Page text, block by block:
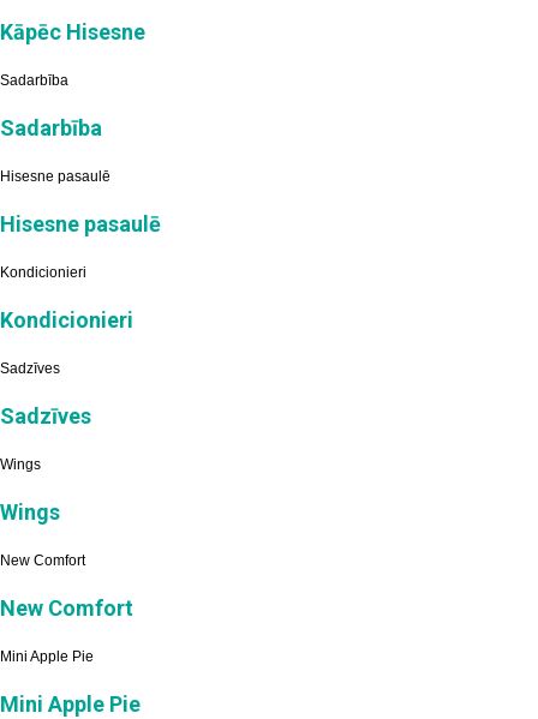
Kāpēc Hisesne
Sadarbība
Sadarbība
Hisesne pasaulē
Hisesne pasaulē
Kondicionieri
Kondicionieri
Sadzīves
Sadzīves
Wings
Wings
New Comfort
New Comfort
Mini Apple Pie
Mini Apple Pie